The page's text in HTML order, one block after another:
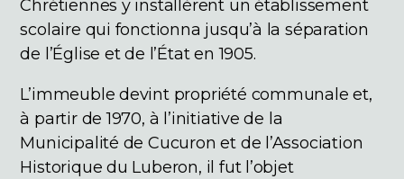
Chrétiennes y installèrent un établissement
scolaire qui fonctionna jusqu’à la séparation
de l’Église et de l’État en 1905.
L’immeuble devint propriété communale et,
à partir de 1970, à l’initiative de la
Municipalité de Cucuron et de l’Association
Historique du Luberon, il fut l’objet